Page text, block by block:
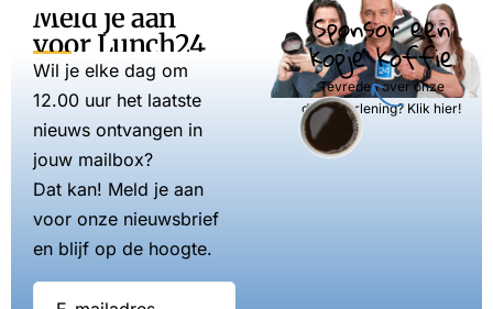
Meld je aan
voor Lunch24
Wil je elke dag om
12.00 uur het laatste
nieuws ontvangen in
jouw mailbox?
Dat kan! Meld je aan
voor onze nieuwsbrief
en blijf op de hoogte.
Sponsor een
kopje koffie
Tevreden over onze
dienstverlening? Klik hier!